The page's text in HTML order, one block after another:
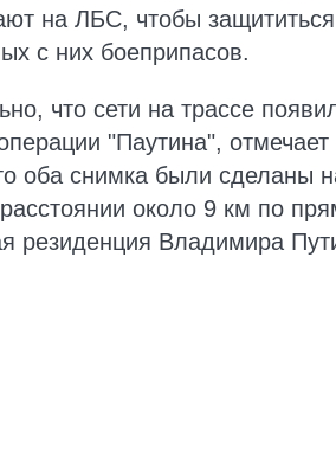
на ЛБС, чтобы
с них боеприпасов.
что сети на трассе
"Паутина",
оба снимка были сделаны
около 9 км по
резиденция Владимира